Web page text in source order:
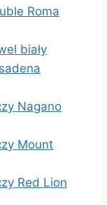
Roma
biały
Nagano
Mount
Red Lion